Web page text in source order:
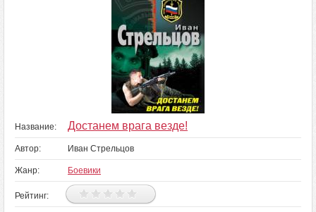
Название: Достанем врага везде!
Автор: Иван Стрельцов
Жанр: Боевики
Рейтинг: